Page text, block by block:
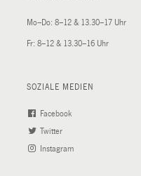
Mo–Do: 8–12 & 13.30–17 Uhr
Fr: 8–12 & 13.30–16 Uhr
SOZIALE MEDIEN
Facebook
Twitter
Link)
Instagram